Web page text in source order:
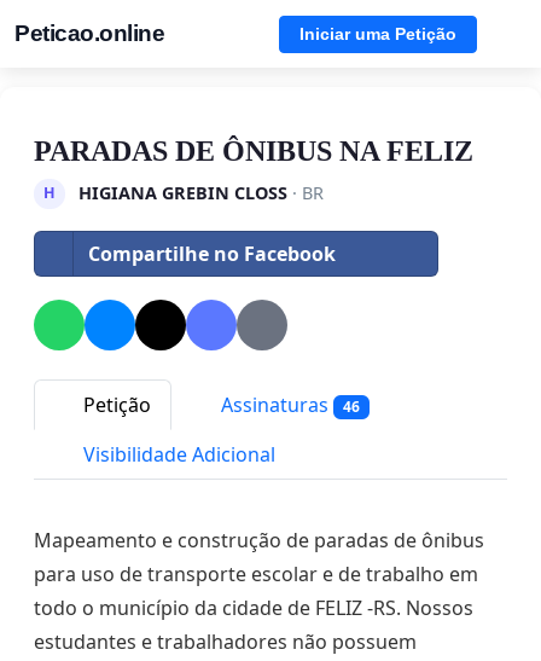
Peticao.online Iniciar uma Petição
PARADAS DE ÔNIBUS NA FELIZ
H HIGIANA GREBIN CLOSS· BR
Compartilhe no Facebook
Petição Assinaturas 46
Visibilidade Adicional
Mapeamento e construção de paradas de ônibus
para uso de transporte escolar e de trabalho em
todo o município da cidade de FELIZ -RS. Nossos
estudantes e trabalhadores não possuem